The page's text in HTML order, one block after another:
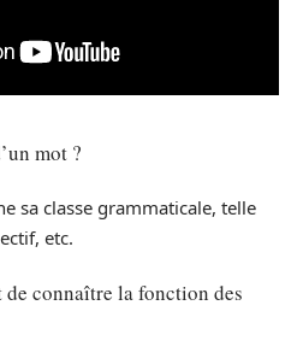
mot ?
sa classe grammaticale, telle
etc.
connaître la fonction des